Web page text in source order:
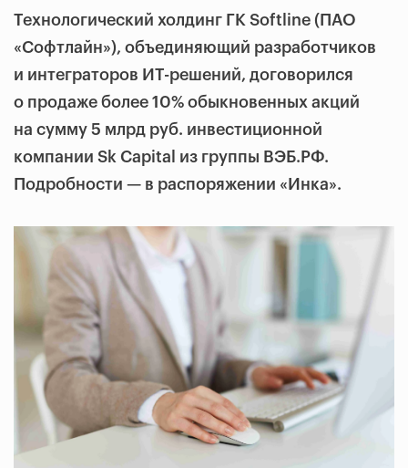
Технологический холдинг ГК Softline (ПАО
«Софтлайн»), объединяющий разработчиков
и интеграторов ИТ-решений, договорился
о продаже более 10% обыкновенных акций
на сумму 5 млрд руб. инвестиционной
компании Sk Capital из группы ВЭБ.РФ.
Подробности — в распоряжении «Инка».